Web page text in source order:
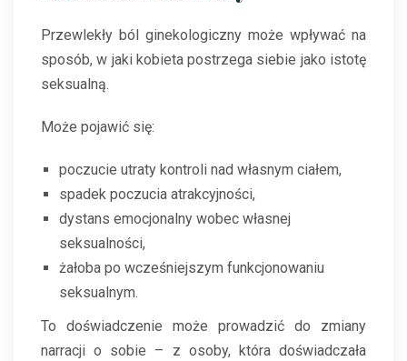
Przewlekły ból ginekologiczny może wpływać na
sposób, w jaki kobieta postrzega siebie jako istotę
seksualną.
Może pojawić się:
poczucie utraty kontroli nad własnym ciałem,
spadek poczucia atrakcyjności,
dystans emocjonalny wobec własnej
seksualności,
żałoba po wcześniejszym funkcjonowaniu
seksualnym.
To doświadczenie może prowadzić do zmiany
narracji o sobie – z osoby, która doświadczała